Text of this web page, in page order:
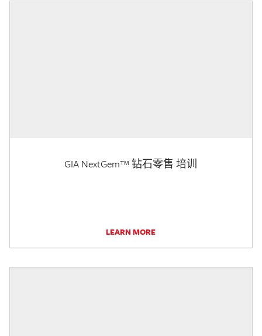
GIA NextGem™ 钻石零售 培训
LEARN MORE